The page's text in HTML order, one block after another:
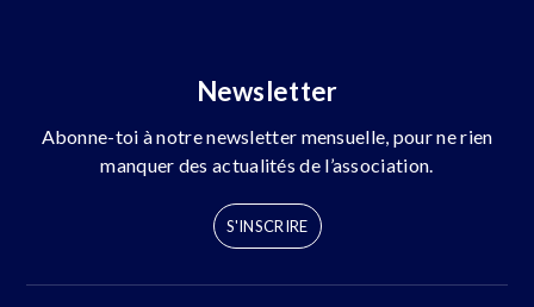
Newsletter
Abonne-toi à notre newsletter mensuelle, pour ne rien
manquer des actualités de l’association.
S'INSCRIRE